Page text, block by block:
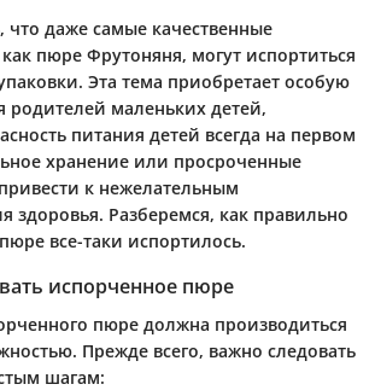
даже самые качественные
пюре Фрутоняня, могут испортиться
Эта тема приобретает особую
родителей маленьких детей,
питания детей всегда на первом
хранение или просроченные
к нежелательным
здоровья. Разберемся, как правильно
все-таки испортилось.
испорченное пюре
пюре должна производиться
Прежде всего, важно следовать
шагам: